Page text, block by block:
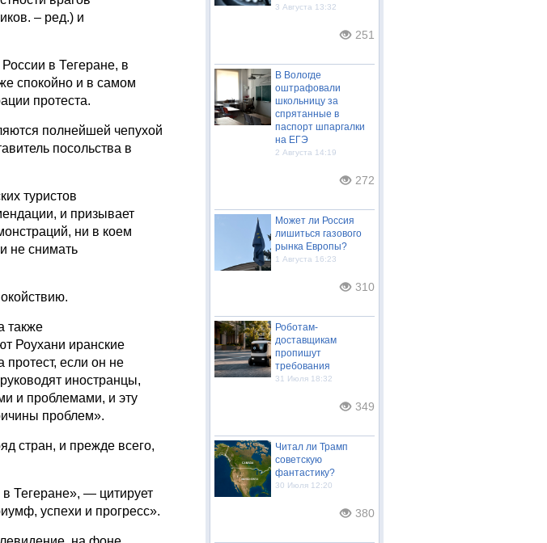
– ред.) и
в Тегеране, в
спокойно и в самом
протеста.
полнейшей чепухой
посольства в
туристов
и призывает
ни в коем
не снимать
также
Роухани иранские
если он не
иностранцы,
и проблемами, и эту
проблем».
стран, и прежде всего,
Тегеране», — цитирует
успехи и прогресс».
3 Августа 13:32
251
В Вологде
оштрафовали
школьницу за
спрятанные в
паспорт шпаргалки
на ЕГЭ
2 Августа 14:19
272
Может ли Россия
лишиться газового
рынка Европы?
1 Августа 16:23
310
Роботам-
доставщикам
пропишут
требования
31 Июля 18:32
349
Читал ли Трамп
советскую
фантастику?
30 Июля 12:20
380